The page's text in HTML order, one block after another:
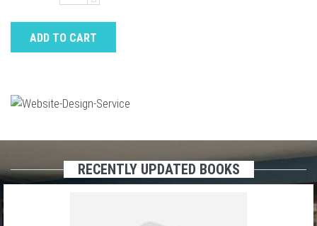
ADD TO CART
RECENTLY UPDATED BOOKS